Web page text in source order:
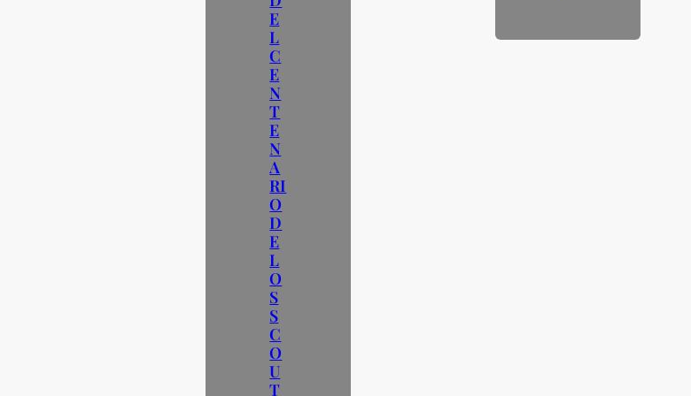
E
L
C
E
N
T
E
N
A
RI
O
D
E
L
O
S
S
C
O
U
T